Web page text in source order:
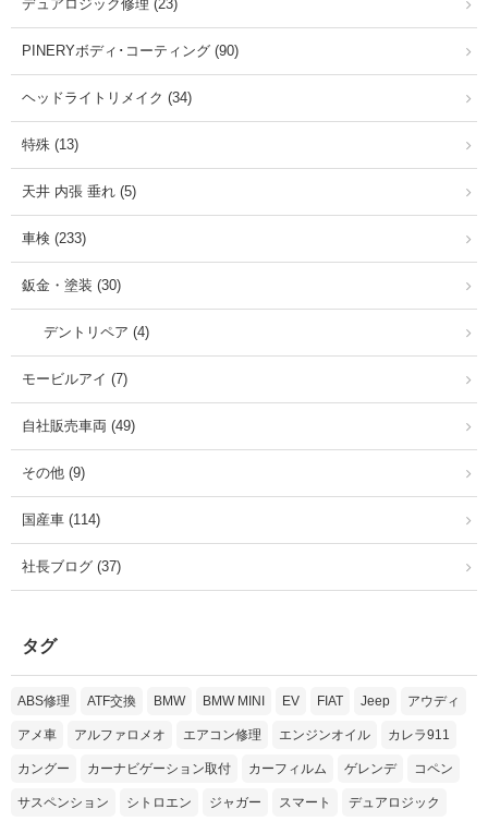
デュアロジック修理 (23)
PINERYボディ･コーティング (90)
ヘッドライトリメイク (34)
特殊 (13)
天井 内張 垂れ (5)
車検 (233)
鈑金・塗装 (30)
デントリペア (4)
モービルアイ (7)
自社販売車両 (49)
その他 (9)
国産車 (114)
社長ブログ (37)
タグ
ABS修理 ATF交換 BMW BMW MINI EV FIAT Jeep アウディ
アメ車 アルファロメオ エアコン修理 エンジンオイル カレラ911
カングー カーナビゲーション取付 カーフィルム ゲレンデ コペン
サスペンション シトロエン ジャガー スマート デュアロジック